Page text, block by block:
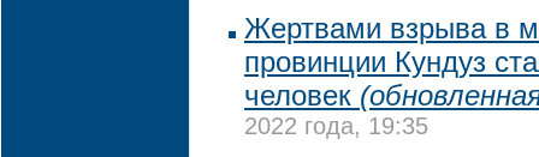
Жертвами взрыва в
провинции Кундуз
человек
2022 года, 19:35